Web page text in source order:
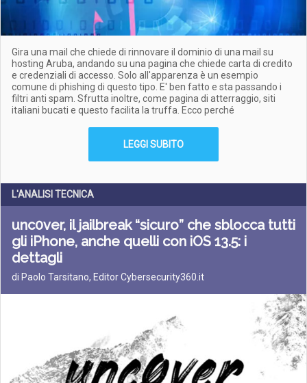
Gira una mail che chiede di rinnovare il dominio di una mail su
hosting Aruba, andando su una pagina che chiede carta di credito
e credenziali di accesso. Solo all'apparenza è un esempio
comune di phishing di questo tipo. E' ben fatto e sta passando i
filtri anti spam. Sfrutta inoltre, come pagina di atterraggio, siti
italiani bucati e questo facilita la truffa. Ecco perché
LEGGI SUBITO
L'ANALISI TECNICA
unc0ver, il jailbreak “sicuro” che sblocca tutti
gli iPhone, anche quelli con iOS 13.5: i
dettagli
di Paolo Tarsitano, Editor Cybersecurity360.it